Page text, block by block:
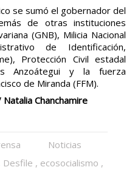
se sumó el gobernador del
de otras instituciones
(GNB), Milicia Nacional
de Identificación,
Protección Civil estadal
Anzoátegui y la fuerza
de Miranda (FFM).
Chanchamire
Noticias
Desfile , ecosocialismo ,